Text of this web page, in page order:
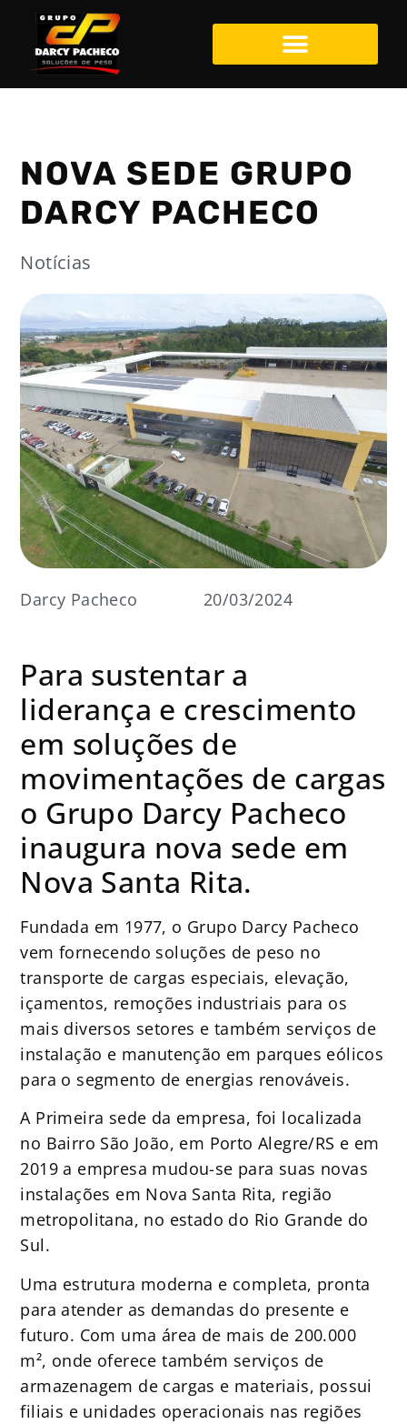
NOVA SEDE GRUPO
DARCY PACHECO
Notícias
Darcy Pacheco 20/03/2024
Para sustentar a
liderança e crescimento
em soluções de
movimentações de cargas
o Grupo Darcy Pacheco
inaugura nova sede em
Nova Santa Rita.
Fundada em 1977, o Grupo Darcy Pacheco
vem fornecendo soluções de peso no
transporte de cargas especiais, elevação,
içamentos, remoções industriais para os
mais diversos setores e também serviços de
instalação e manutenção em parques eólicos
para o segmento de energias renováveis.
A Primeira sede da empresa, foi localizada
no Bairro São João, em Porto Alegre/RS e em
2019 a empresa mudou-se para suas novas
instalações em Nova Santa Rita, região
metropolitana, no estado do Rio Grande do
Sul.
Uma estrutura moderna e completa, pronta
para atender as demandas do presente e
futuro. Com uma área de mais de 200.000
m², onde oferece também serviços de
armazenagem de cargas e materiais, possui
filiais e unidades operacionais nas regiões